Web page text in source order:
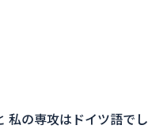
私の専攻はドイツ語でし